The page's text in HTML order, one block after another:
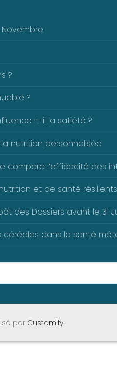
?
?
t-il la satiété ?
nutrition personnalisée
compare l’efficacité des
nutrition et de santé
des Dossiers avant le 31
dans la santé
par Customify.